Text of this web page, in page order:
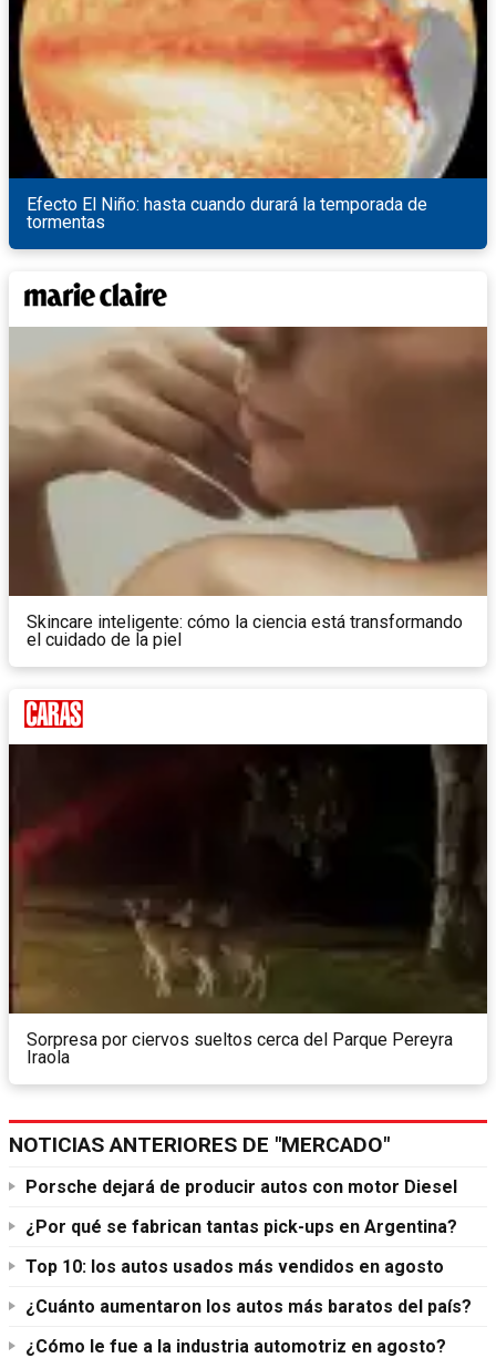
Efecto El Niño: hasta cuando durará la temporada de
tormentas
Skincare inteligente: cómo la ciencia está transformando
el cuidado de la piel
Sorpresa por ciervos sueltos cerca del Parque Pereyra
Iraola
NOTICIAS ANTERIORES DE "MERCADO"
Porsche dejará de producir autos con motor Diesel
¿Por qué se fabrican tantas pick-ups en Argentina?
Top 10: los autos usados más vendidos en agosto
¿Cuánto aumentaron los autos más baratos del país?
¿Cómo le fue a la industria automotriz en agosto?